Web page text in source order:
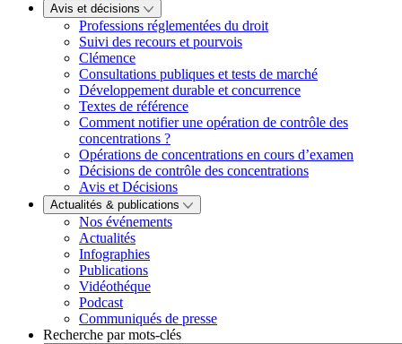
Avis et décisions
Professions réglementées du droit
Suivi des recours et pourvois
Clémence
Consultations publiques et tests de marché
Développement durable et concurrence
Textes de référence
Comment notifier une opération de contrôle des
concentrations ?
Opérations de concentrations en cours d’examen
Décisions de contrôle des concentrations
Avis et Décisions
Actualités & publications
Nos événements
Actualités
Infographies
Publications
Vidéothéque
Podcast
Communiqués de presse
Recherche par mots-clés